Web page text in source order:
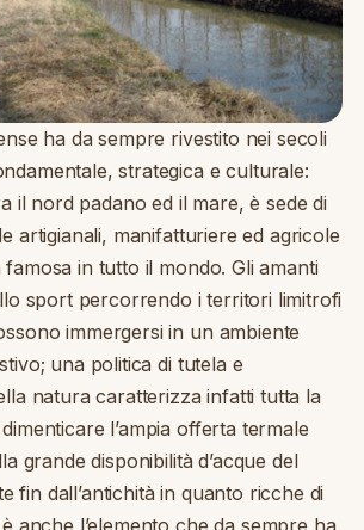
ha da sempre rivestito nei secoli
strategica e culturale:
il nord padano ed il mare, è sede di
artigianali, manifatturiere ed agricole
famosa in tutto il mondo. Gli amanti
sport percorrendo i territori limitrofi
immergersi in un ambiente
una politica di tutela e
natura caratterizza infatti tutta la
l’ampia offerta termale
grande disponibilità d’acque del
fin dall’antichità in quanto ricche di